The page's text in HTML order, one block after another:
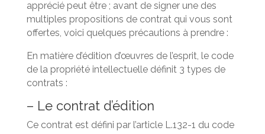
apprécié peut être ; avant de signer une des
multiples propositions de contrat qui vous sont
offertes, voici quelques précautions à prendre :
En matière d’édition d’œuvres de l’esprit, le code
de la propriété intellectuelle définit 3 types de
contrats :
– Le contrat d’édition
Ce contrat est défini par l’article L.132-1 du code